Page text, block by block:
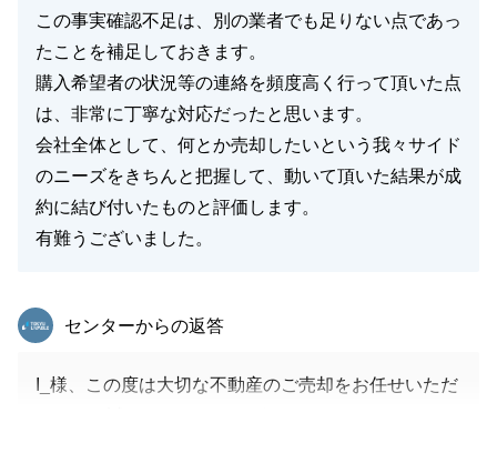
この事実確認不足は、別の業者でも足りない点であっ
たことを補足しておきます。
購入希望者の状況等の連絡を頻度高く行って頂いた点
は、非常に丁寧な対応だったと思います。
会社全体として、何とか売却したいという我々サイド
のニーズをきちんと把握して、動いて頂いた結果が成
約に結び付いたものと評価します。
有難うございました。
東急リバブル
センターからの返答
I_様、この度は大切な不動産のご売却をお任せいただ